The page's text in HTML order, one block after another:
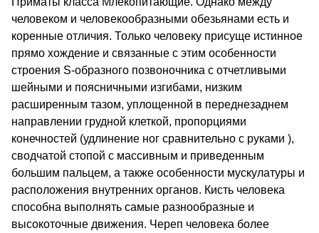
человеком и человекообразными обезьянами есть и
коренные отличия. Только человеку присуще истинное
прямо хождение и связанные с этим особенности
строения S-образного позвоночника с отчетливыми
шейными и поясничными изгибами, низким
расширенным тазом, уплощенной в переднезаднем
направлении грудной клеткой, пропорциями
конечностей (удлинение ног сравнительно с руками ),
сводчатой стопой с массивным и приведенным
большим пальцем, а также особенности мускулатуры и
расположения внутренних органов. Кисть человека
способна выполнять самые разнообразные и
высокоточные движения. Череп человека более